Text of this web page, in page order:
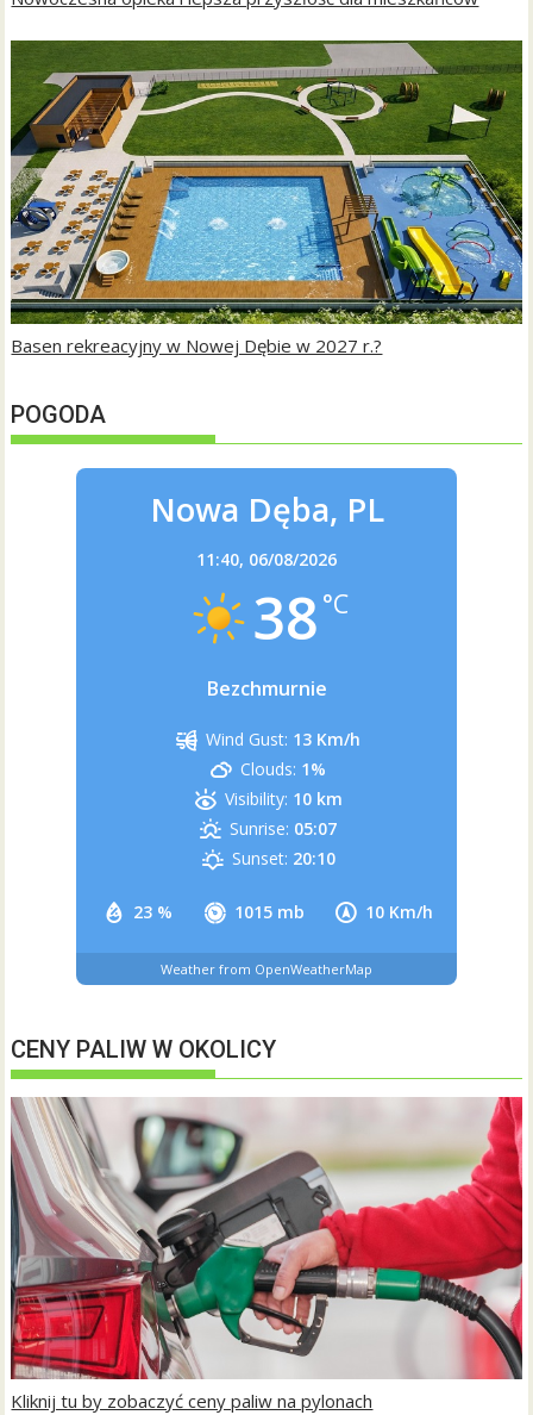
Basen rekreacyjny w Nowej Dębie w 2027 r.?
POGODA
Nowa Dęba, PL
11:40, 06/08/2026
38 °C
Bezchmurnie
23 % 1015 mb 10 Km/h
Wind Gust: 13 Km/h
Clouds: 1%
Visibility: 10 km
Sunrise: 05:07
Sunset: 20:10
Weather from OpenWeatherMap
CENY PALIW W OKOLICY
Kliknij tu by zobaczyć ceny paliw na pylonach